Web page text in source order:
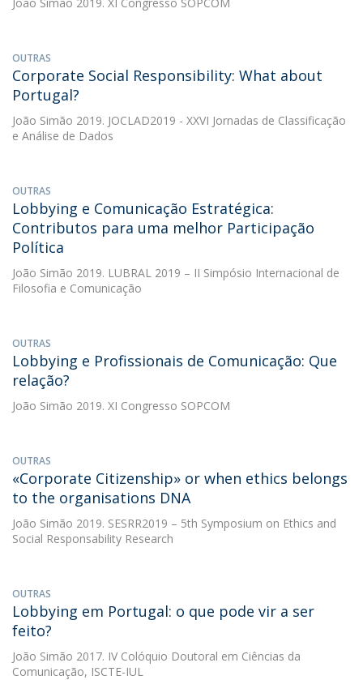
OUTRAS
Corporate Social Responsibility: What about
Portugal?
João Simão 2019. JOCLAD2019 - XXVI Jornadas de Classificação
e Análise de Dados
OUTRAS
Lobbying e Comunicação Estratégica:
Contributos para uma melhor Participação
Política
João Simão 2019. LUBRAL 2019 – II Simpósio Internacional de
Filosofia e Comunicação
OUTRAS
Lobbying e Profissionais de Comunicação: Que
relação?
João Simão 2019. XI Congresso SOPCOM
OUTRAS
«Corporate Citizenship» or when ethics belongs
to the organisations DNA
João Simão 2019. SESRR2019 – 5th Symposium on Ethics and
Social Responsability Research
OUTRAS
Lobbying em Portugal: o que pode vir a ser
feito?
João Simão 2017. IV Colóquio Doutoral em Ciências da
Comunicação, ISCTE-IUL